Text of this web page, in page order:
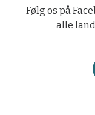
Følg os på
alle